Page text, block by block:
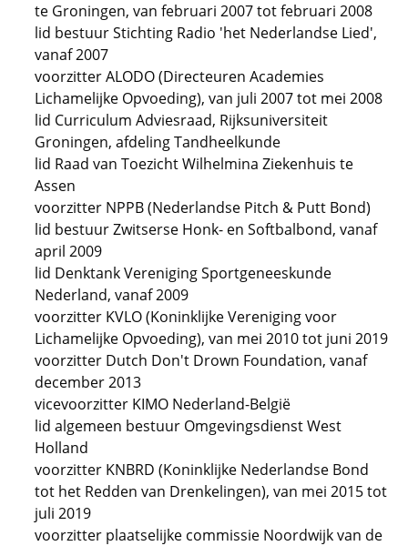
te Groningen, van februari 2007 tot februari 2008
lid bestuur Stichting Radio 'het Nederlandse Lied',
vanaf 2007
voorzitter ALODO (Directeuren Academies
Lichamelijke Opvoeding), van juli 2007 tot mei 2008
lid Curriculum Adviesraad, Rijksuniversiteit
Groningen, afdeling Tandheelkunde
lid Raad van Toezicht Wilhelmina Ziekenhuis te
Assen
voorzitter NPPB (Nederlandse Pitch & Putt Bond)
lid bestuur Zwitserse Honk- en Softbalbond, vanaf
april 2009
lid Denktank Vereniging Sportgeneeskunde
Nederland, vanaf 2009
voorzitter KVLO (Koninklijke Vereniging voor
Lichamelijke Opvoeding), van mei 2010 tot juni 2019
voorzitter Dutch Don't Drown Foundation, vanaf
december 2013
vicevoorzitter KIMO Nederland-België
lid algemeen bestuur Omgevingsdienst West
Holland
voorzitter KNBRD (Koninklijke Nederlandse Bond
tot het Redden van Drenkelingen), van mei 2015 tot
juli 2019
voorzitter plaatselijke commissie Noordwijk van de